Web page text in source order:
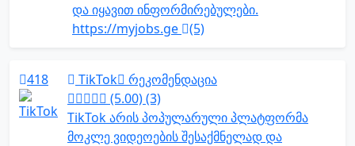
და იყავით ინფორმირებულები.
https://myjobs.ge
(5)
418 TikTok
რეკომენდაცია
(5.00) (3)
TikTok არის პოპულარული პლატფორმა
მოკლე ვიდეოების შესაქმნელად და